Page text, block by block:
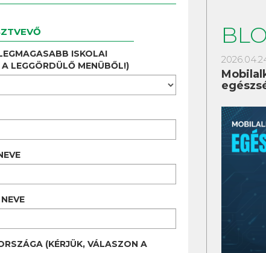
ISKOLAI
LEGGÖRDÜLŐ MENÜBŐL!)
(KÉRJÜK, VÁLASZON A